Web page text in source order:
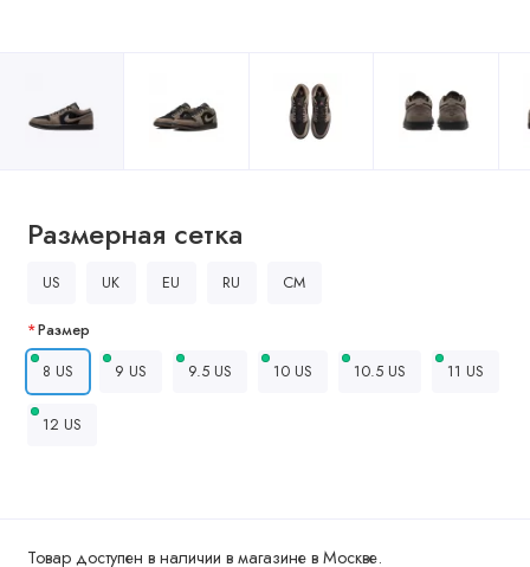
Товар доступен в наличии в магазине в Москве.
Размерная сетка
US UK EU RU CM
Размер
8 US
9 US 9.5 US 10 US 10.5 US 11 US
12 US